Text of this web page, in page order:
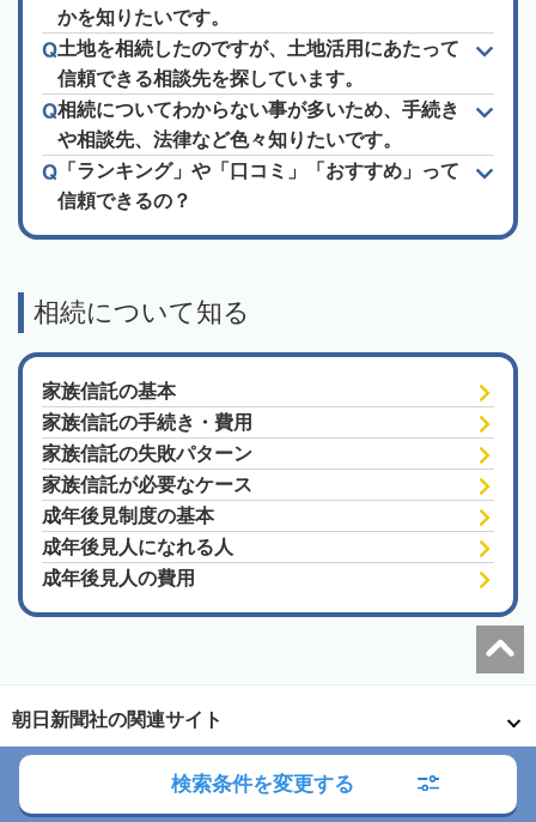
かを知りたいです。
土地を相続したのですが、土地活用にあたって
信頼できる相談先を探しています。
相続についてわからない事が多いため、手続き
や相談先、法律など色々知りたいです。
「ランキング」や「口コミ」「おすすめ」って
信頼できるの？
相続について知る
家族信託の基本
家族信託の手続き・費用
家族信託の失敗パターン
家族信託が必要なケース
成年後見制度の基本
成年後見人になれる人
成年後見人の費用
検索条件を変更する
朝日新聞社の関連サイト
サイトポリシー 相続会議利用規約